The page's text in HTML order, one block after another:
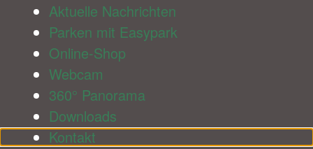
Aktuelle Nachrichten
Parken mit Easypark
Online-Shop
Webcam
360° Panorama
Downloads
Kontakt